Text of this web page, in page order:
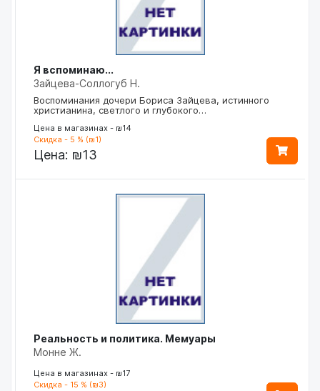
Я вспоминаю...
Зайцева-Соллогуб Н.
Воспоминания дочери Бориса Зайцева, истинного
христианина, светлого и глубокого…
Цена в магазинах - ₪14
Скидка - 5 % (₪1)
Цена: ₪13
Реальность и политика. Мемуары
Монне Ж.
Цена в магазинах - ₪17
Скидка - 15 % (₪3)